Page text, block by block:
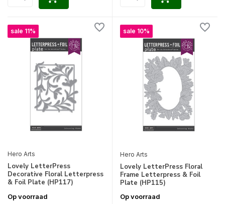
sale 11%
Hero Arts
Lovely LetterPress
Decorative Floral Letterpress
& Foil Plate (HP117)
Op voorraad
sale 10%
Hero Arts
Lovely LetterPress Floral
Frame Letterpress & Foil
Plate (HP115)
Op voorraad